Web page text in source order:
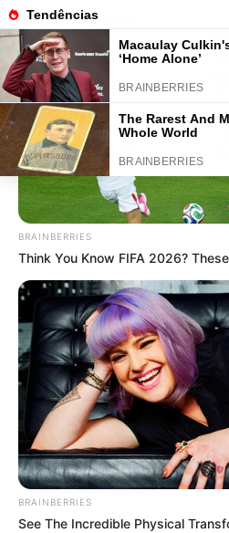
Plantas para Sala:
Melhores Espécies
Dentro de Casa
BRAINBERRIES
Think You Know FIFA 2026?
BRAINBERRIES
See The Incredible Physical